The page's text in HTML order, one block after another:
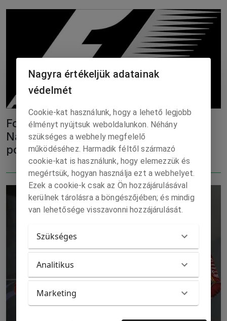
Forma-1-Egyesült Államok-Miami
Nagydíj – Végeredmény, a vb-
pontversenyek állása
Nagyra értékeljük adatainak
védelmét
Cookie-kat használunk, hogy a lehető legjobb
élményt nyújtsuk weboldalunkon. Néhány
szükséges a webhely megfelelő
működéséhez. Harmadik féltől származó
cookie-kat is használunk, hogy elemezzük és
megértsük, hogyan használja ezt a webhelyet.
Ezek a cookie-k csak az Ön hozzájárulásával
kerülnek tárolásra a böngészőjében; és mindig
van lehetősége visszavonni hozzájárulását.
Szükséges
Analitikus
Marketing